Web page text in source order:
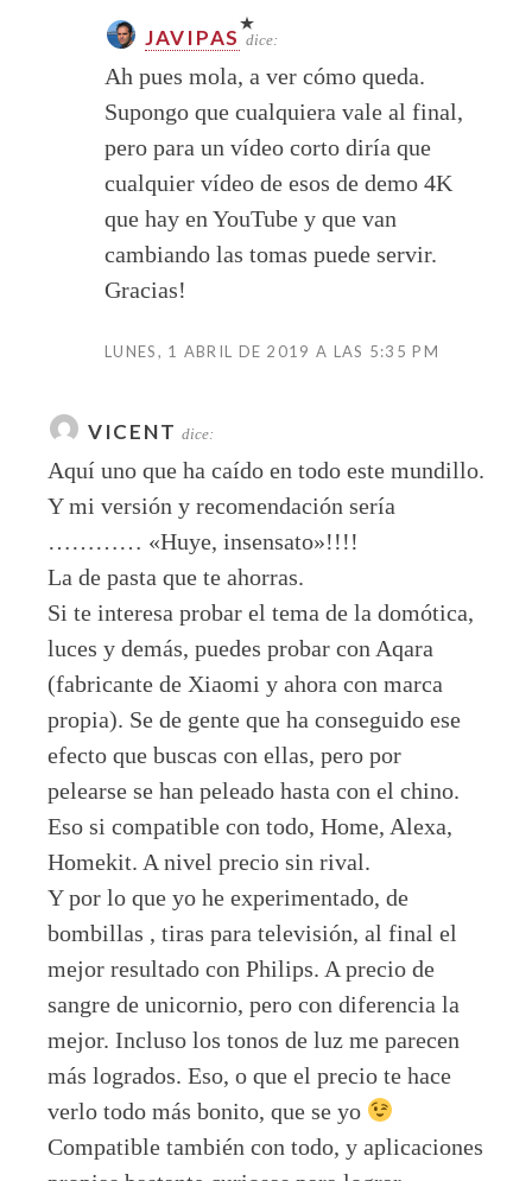
JAVIPAS dice:
Ah pues mola, a ver cómo queda.
Supongo que cualquiera vale al final,
pero para un vídeo corto diría que
cualquier vídeo de esos de demo 4K
que hay en YouTube y que van
cambiando las tomas puede servir.
Gracias!
LUNES, 1 ABRIL DE 2019 A LAS 5:35 PM
VICENT dice:
Aquí uno que ha caído en todo este mundillo.
Y mi versión y recomendación sería
………… «Huye, insensato»!!!!
La de pasta que te ahorras.
Si te interesa probar el tema de la domótica,
luces y demás, puedes probar con Aqara
(fabricante de Xiaomi y ahora con marca
propia). Se de gente que ha conseguido ese
efecto que buscas con ellas, pero por
pelearse se han peleado hasta con el chino.
Eso si compatible con todo, Home, Alexa,
Homekit. A nivel precio sin rival.
Y por lo que yo he experimentado, de
bombillas , tiras para televisión, al final el
mejor resultado con Philips. A precio de
sangre de unicornio, pero con diferencia la
mejor. Incluso los tonos de luz me parecen
más logrados. Eso, o que el precio te hace
verlo todo más bonito, que se yo
Compatible también con todo, y aplicaciones